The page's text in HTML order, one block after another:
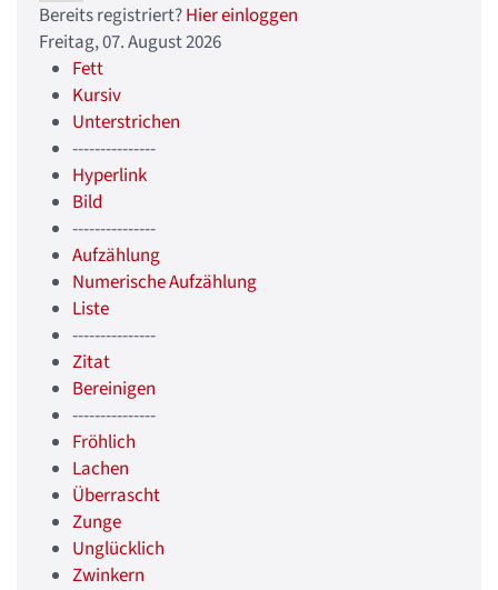
Bereits registriert?Hier einloggen
Freitag, 07. August 2026
Fett
Kursiv
Unterstrichen
---------------
Hyperlink
Bild
---------------
Aufzählung
Numerische Aufzählung
Liste
---------------
Zitat
Bereinigen
---------------
Fröhlich
Lachen
Überrascht
Zunge
Unglücklich
Zwinkern